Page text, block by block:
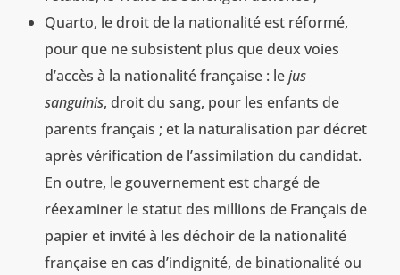
Quarto, le droit de la nationalité est réformé,
pour que ne subsistent plus que deux voies
d’accès à la nationalité française : lejus
sanguinis, droit du sang, pour les enfants de
parents français ; et la naturalisation par décret
après vérification de l’assimilation du candidat.
En outre, le gouvernement est chargé de
réexaminer le statut des millions de Français de
papier et invité à les déchoir de la nationalité
française en cas d’indignité, de binationalité ou